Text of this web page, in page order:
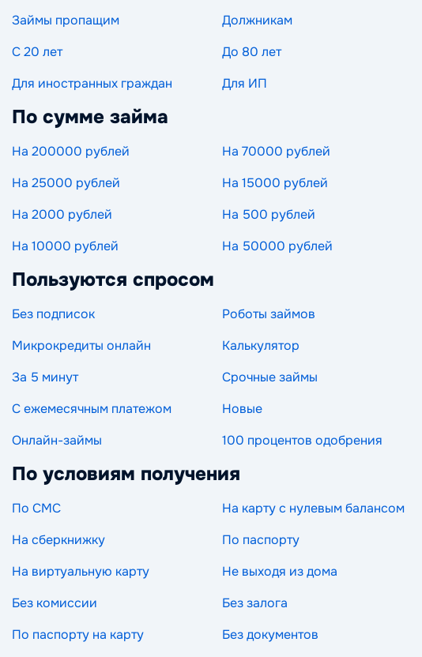
Займы пропащим
Должникам
С 20 лет
До 80 лет
Для иностранных граждан
Для ИП
По сумме займа
На 200000 рублей На 70000 рублей
На 25000 рублей
На 15000 рублей
На 2000 рублей
На 500 рублей
На 10000 рублей
На 50000 рублей
Пользуются спросом
Без подписок Роботы займов
Микрокредиты онлайн
Калькулятор
За 5 минут
Срочные займы
С ежемесячным платежом
Новые
Онлайн-займы
100 процентов одобрения
По условиям получения
По СМС На карту с нулевым балансом
На сберкнижку
По паспорту
На виртуальную карту
Не выходя из дома
Без комиссии
Без залога
По паспорту на карту
Без документов